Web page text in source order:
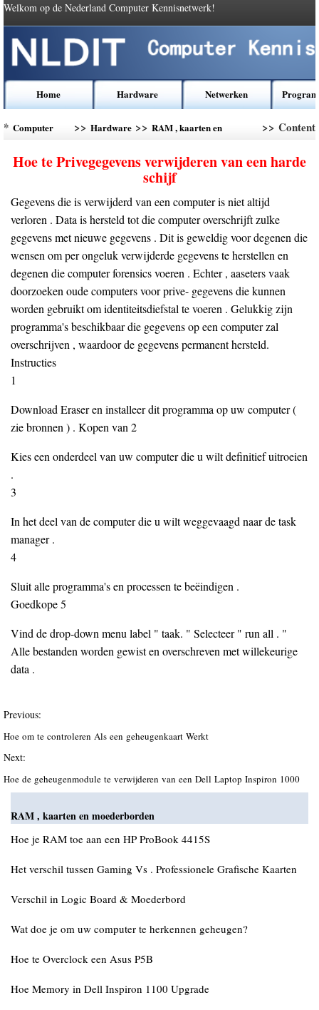
Welkom op de Nederland Computer Kennisnetwerk!
Home Hardware Netwerken
* Computer
>> Hardware>> RAM , kaarten en
>> Content
Hoe te Privegegevens verwijderen van een harde
schijf
Gegevens die is verwijderd van een computer is niet altijd
verloren . Data is hersteld tot die computer overschrijft zulke
gegevens met nieuwe gegevens . Dit is geweldig voor degenen die
wensen om per ongeluk verwijderde gegevens te herstellen en
degenen die computer forensics voeren . Echter , aaseters vaak
doorzoeken oude computers voor prive- gegevens die kunnen
worden gebruikt om identiteitsdiefstal te voeren . Gelukkig zijn
programma's beschikbaar die gegevens op een computer zal
overschrijven , waardoor de gegevens permanent hersteld.
Instructies
1
Download Eraser en installeer dit programma op uw computer (
zie bronnen ) . Kopen van 2
Kies een onderdeel van uw computer die u wilt definitief uitroeien
.
3
In het deel van de computer die u wilt weggevaagd naar de task
manager .
4
Sluit alle programma's en processen te beëindigen .
Goedkope 5
Vind de drop-down menu label " taak. " Selecteer " run all . "
Alle bestanden worden gewist en overschreven met willekeurige
data .
Previous:
Hoe om te controleren Als een geheugenkaart Werkt
Next:
Hoe de geheugenmodule te verwijderen van een Dell Laptop Inspiron 1000
RAM , kaarten en moederborden
Hoe je RAM toe aan een HP ProBook 4415S
Het verschil tussen Gaming Vs . Professionele Grafische Kaarten
Verschil in Logic Board & Moederbord
Wat doe je om uw computer te herkennen geheugen?
Hoe te Overclock een Asus P5B
Hoe Memory in Dell Inspiron 1100 Upgrade